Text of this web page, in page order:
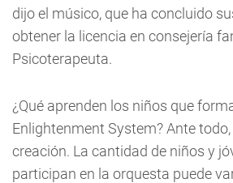
dijo el músico, que ha concluido
obtener la licencia en consejería
Psicoterapeuta.
¿Qué aprenden los niños que
Enlightenment System? Ante
creación. La cantidad de niños y
participan en la orquesta puede